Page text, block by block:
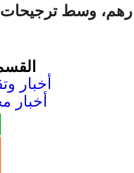
وسط
أخبار
أخبار